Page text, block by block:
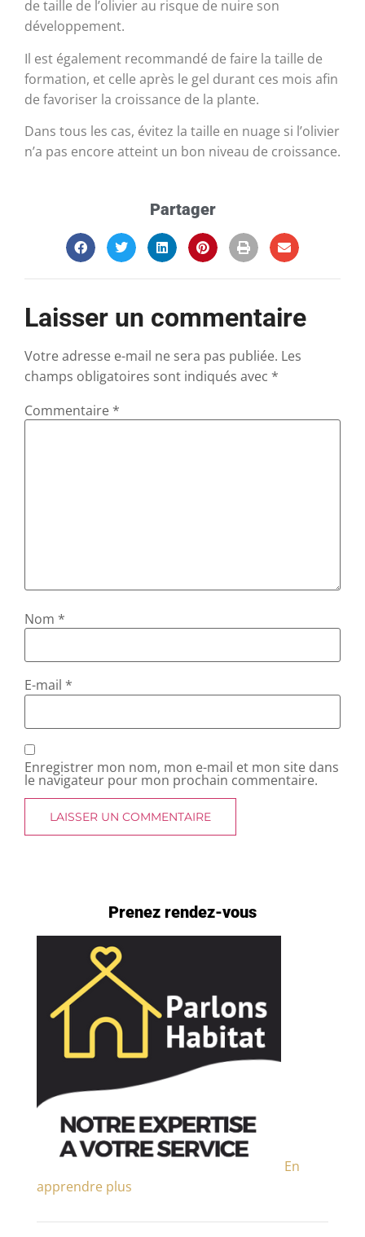
de taille de l’olivier au risque de nuire son
développement.
Il est également recommandé de faire la taille de
formation, et celle après le gel durant ces mois afin
de favoriser la croissance de la plante.
Dans tous les cas, évitez la taille en nuage si l’olivier
n’a pas encore atteint un bon niveau de croissance.
Partager
Laisser un commentaire
Votre adresse e-mail ne sera pas publiée. Les
champs obligatoires sont indiqués avec *
Commentaire *
Nom *
E-mail *
Enregistrer mon nom, mon e-mail et mon site dans
le navigateur pour mon prochain commentaire.
Prenez rendez-vous
En
apprendre plus